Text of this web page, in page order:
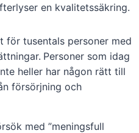
en kvalitetssäkring.
för tusentals personer med
Personer som idag
heller har någon rätt till
försörjning och
med ”meningsfull